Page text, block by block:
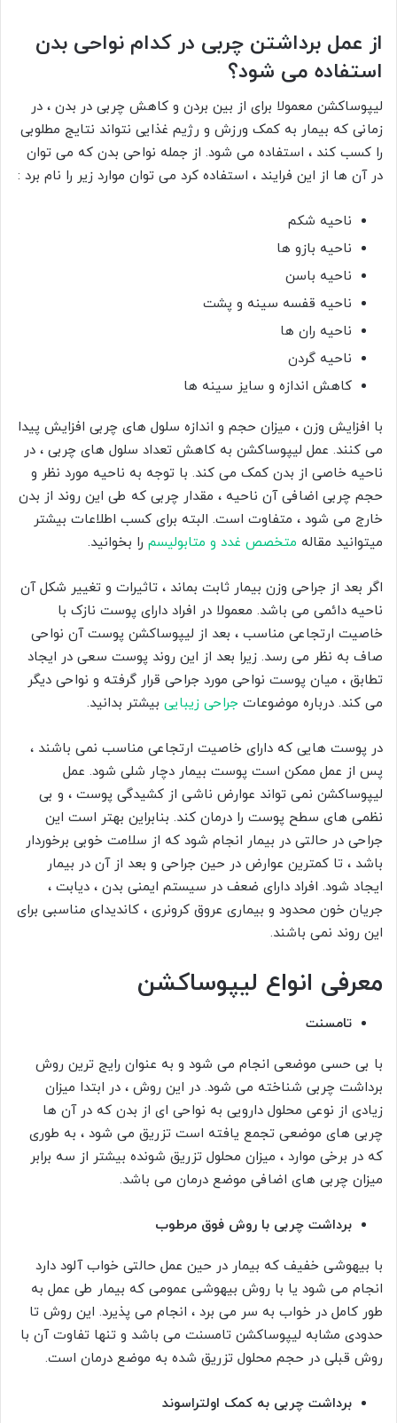
از عمل برداشتن چربی در کدام نواحی بدن
استفاده می شود؟
لیپوساکشن معمولا برای از بین بردن و کاهش چربی در بدن ، در
زمانی که بیمار به کمک ورزش و رژیم غذایی نتواند نتایج مطلوبی
را کسب کند ، استفاده می شود. از جمله نواحی بدن که می توان
در آن ها از این فرایند ، استفاده کرد می توان موارد زیر را نام برد :
ناحیه شکم
ناحیه بازو ها
ناحیه باسن
ناحیه قفسه سینه و پشت
ناحیه ران ها
ناحیه گردن
کاهش اندازه و سایز سینه ها
با افزایش وزن ، میزان حجم و اندازه سلول های چربی افزایش پیدا
می کنند. عمل لیپوساکشن به کاهش تعداد سلول های چربی ، در
ناحیه خاصی از بدن کمک می کند. با توجه به ناحیه مورد نظر و
حجم چربی اضافی آن ناحیه ، مقدار چربی که طی این روند از بدن
خارج می شود ، متفاوت است. البته برای کسب اطلاعات بیشتر
میتوانید مقاله متخصص غدد و متابولیسم را بخوانید.
اگر بعد از جراحی وزن بیمار ثابت بماند ، تاثیرات و تغییر شکل آن
ناحیه دائمی می باشد. معمولا در افراد دارای پوست نازک با
خاصیت ارتجاعی مناسب ، بعد از لیپوساکشن پوست آن نواحی
صاف به نظر می رسد. زیرا بعد از این روند پوست سعی در ایجاد
تطابق ، میان پوست نواحی مورد جراحی قرار گرفته و نواحی دیگر
می کند. درباره موضوعات جراحی زیبایی بیشتر بدانید.
در پوست هایی که دارای خاصیت ارتجاعی مناسب نمی باشند ،
پس از عمل ممکن است پوست بیمار دچار شلی شود. عمل
لیپوساکشن نمی تواند عوارض ناشی از کشیدگی پوست ، و بی
نظمی های سطح پوست را درمان کند. بنابراین بهتر است این
جراحی در حالتی در بیمار انجام شود که از سلامت خوبی برخوردار
باشد ، تا کمترین عوارض در حین جراحی و بعد از آن در بیمار
ایجاد شود. افراد دارای ضعف در سیستم ایمنی بدن ، دیابت ،
جریان خون محدود و بیماری عروق کرونری ، کاندیدای مناسبی برای
این روند نمی باشند.
معرفی انواع لیپوساکشن
تامسنت
با بی حسی موضعی انجام می شود و به عنوان رایج ترین روش
برداشت چربی شناخته می شود. در این روش ، در ابتدا میزان
زیادی از نوعی محلول دارویی به نواحی ای از بدن که در آن ها
چربی های موضعی تجمع یافته است تزریق می شود ، به طوری
که در برخی موارد ، میزان محلول تزریق شونده بیشتر از سه برابر
میزان چربی های اضافی موضع درمان می باشد.
برداشت چربی با روش فوق مرطوب
با بیهوشی خفیف که بیمار در حین عمل حالتی خواب آلود دارد
انجام می شود یا با روش بیهوشی عمومی که بیمار طی عمل به
طور کامل در خواب به سر می برد ، انجام می پذیرد. این روش تا
حدودی مشابه لیپوساکشن تامسنت می باشد و تنها تفاوت آن با
روش قبلی در حجم محلول تزریق شده به موضع درمان است.
برداشت چربی به کمک اولتراسوند